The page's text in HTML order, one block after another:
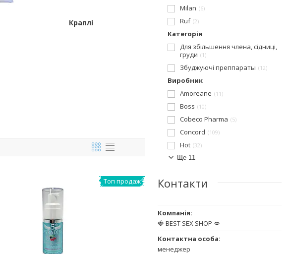
Краплі
Топ продаж
Milan 6
Ruf 2
Категорія
Для збільшення члена, сідниці,
груди
1
Збуджуючі преппараты 12
Виробник
Amoreane
11
Boss 10
Cobeco Pharma 5
Concord 109
Hot 32
Ще 11
Контакти
🍓 BEST SEX SHOP 💋
менеджер